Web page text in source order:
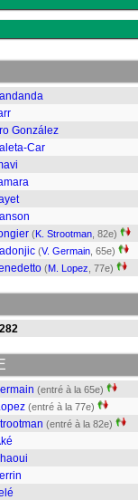
González
Car
(K. Strootman , 82e)
(V. Germain , 65e)
(M. Lopez , 77e)
(entré à la 65e)
(entré à la 77e)
(entré à la 82e)